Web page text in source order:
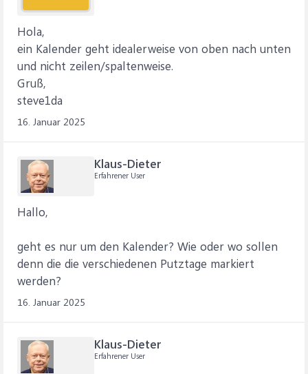
Hola,
ein Kalender geht idealerweise von oben nach unten
und nicht zeilen/spaltenweise.
Gruß,
steve1da
16. Januar 2025
Klaus-Dieter
Erfahrener User
Hallo,
geht es nur um den Kalender? Wie oder wo sollen
denn die die verschiedenen Putztage markiert
werden?
16. Januar 2025
Klaus-Dieter
Erfahrener User